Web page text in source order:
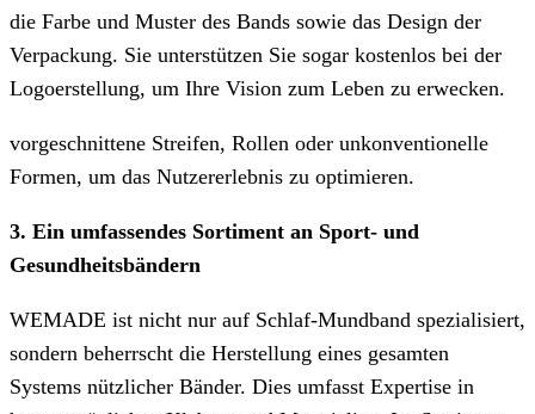
die Farbe und Muster des Bands sowie das Design der
Verpackung. Sie unterstützen Sie sogar kostenlos bei der
Logoerstellung, um Ihre Vision zum Leben zu erwecken.
vorgeschnittene Streifen, Rollen oder unkonventionelle
Formen, um das Nutzererlebnis zu optimieren.
3. Ein umfassendes Sortiment an Sport- und
Gesundheitsbändern
WEMADE ist nicht nur auf Schlaf-Mundband spezialisiert,
sondern beherrscht die Herstellung eines gesamten
Systems nützlicher Bänder. Dies umfasst Expertise in